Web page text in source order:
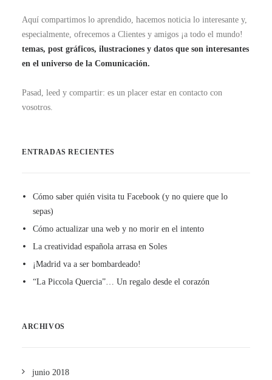
Aquí compartimos lo aprendido, hacemos noticia lo interesante y,
especialmente, ofrecemos a Clientes y amigos ¡a todo el mundo!
temas, post gráficos, ilustraciones y datos que son interesantes
en el universo de la Comunicación.
Pasad, leed y compartir: es un placer estar en contacto con
vosotros.
ENTRADAS RECIENTES
Cómo saber quién visita tu Facebook (y no quiere que lo
sepas)
Cómo actualizar una web y no morir en el intento
La creatividad española arrasa en Soles
¡Madrid va a ser bombardeado!
“La Piccola Quercia”… Un regalo desde el corazón
ARCHIVOS
junio 2018